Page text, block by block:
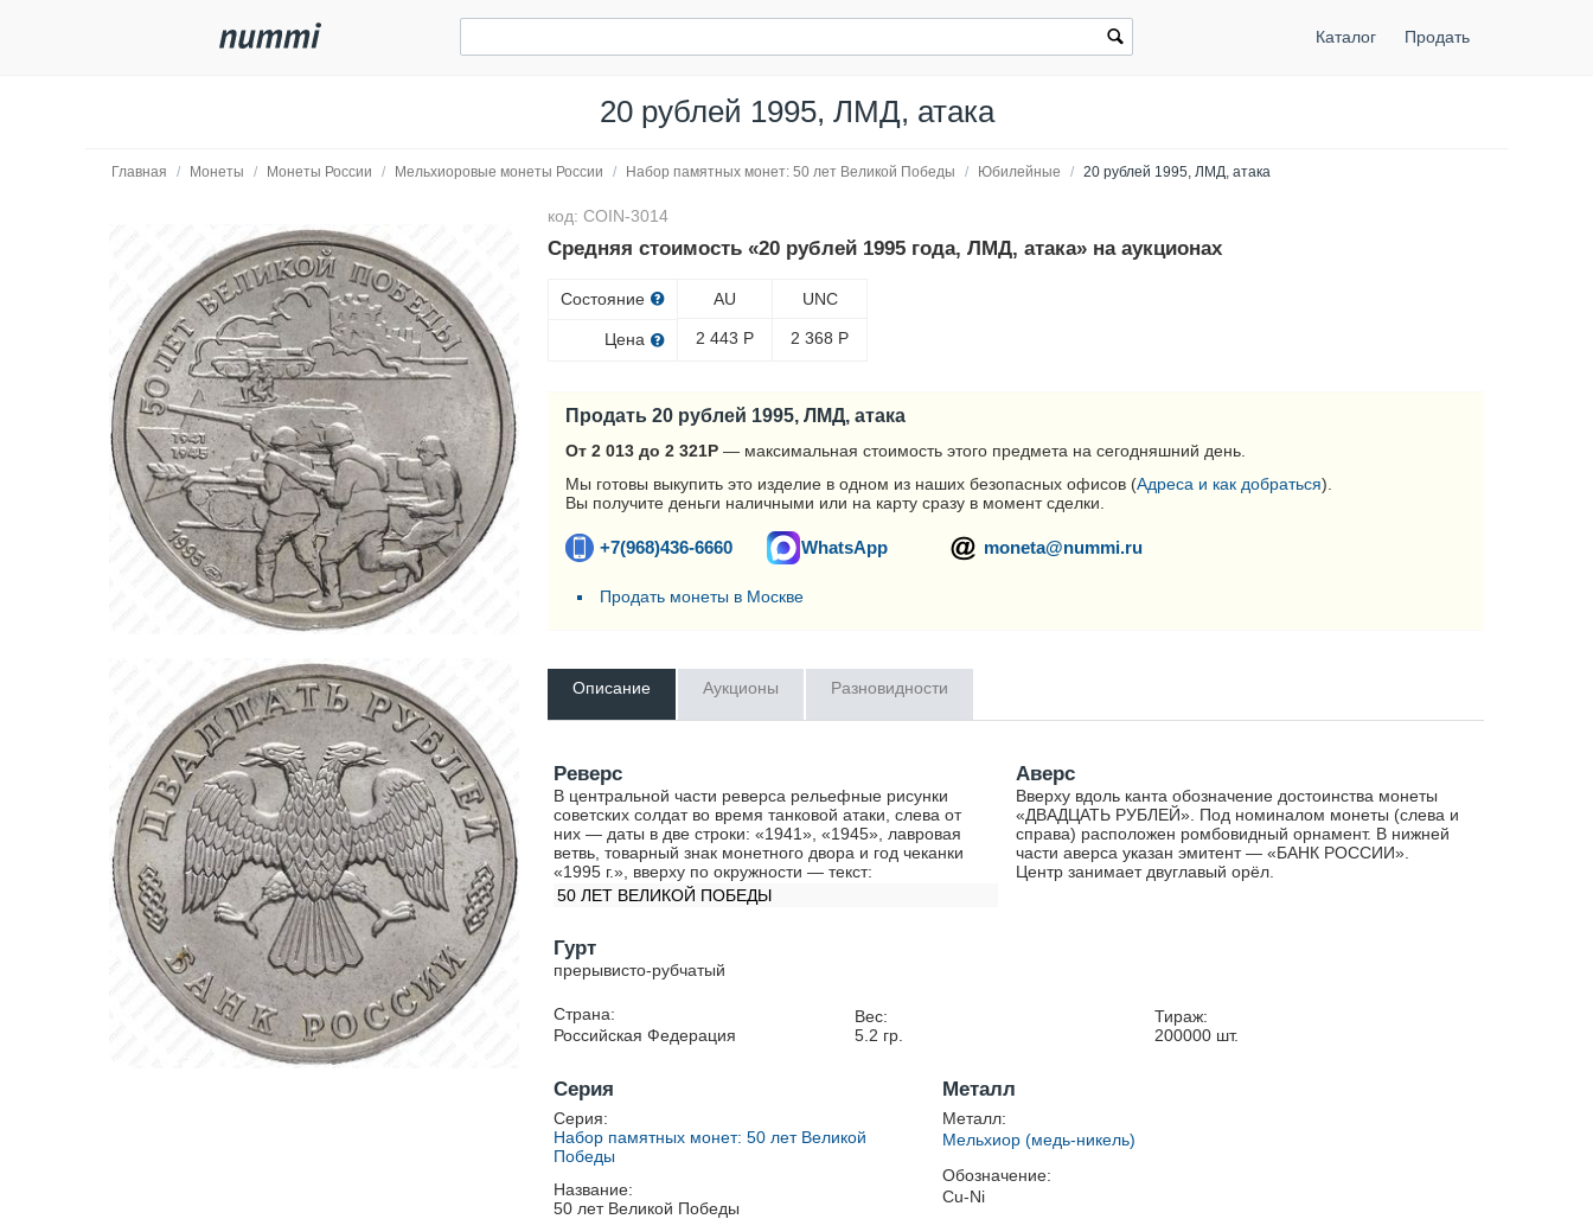
Каталог Продать
20 рублей 1995, ЛМД, атака
Главная / Монеты / Монеты России / Мельхиоровые монеты России / Набор памятных монет: 50 лет Великой Победы / Юбилейные / 20 рублей 1995, ЛМД, атака
код: COIN-3014
Средняя стоимость «20 рублей 1995 года, ЛМД, атака» на аукционах
Состояние
Цена
AU
2 443 Р
UNC
2 368 Р
Продать 20 рублей 1995, ЛМД, атака
От 2 013 до 2 321Р — максимальная стоимость этого предмета на сегодняшний день.
Мы готовы выкупить это изделие в одном из наших безопасных офисов (Адреса и как добраться).
Вы получите деньги наличными или на карту сразу в момент сделки.
+7(968)436-6660 WhatsApp moneta@nummi.ru
Продать монеты в Москве
Описание Аукционы Разновидности
Реверс
В центральной части реверса рельефные рисунки
советских солдат во время танковой атаки, слева от
них — даты в две строки: «1941», «1945», лавровая
ветвь, товарный знак монетного двора и год чеканки
«1995 г.», вверху по окружности — текст:
50 ЛЕТ ВЕЛИКОЙ ПОБЕДЫ
Аверс
Вверху вдоль канта обозначение достоинства монеты
«ДВАДЦАТЬ РУБЛЕЙ». Под номиналом монеты (слева и
справа) расположен ромбовидный орнамент. В нижней
части аверса указан эмитент — «БАНК РОССИИ».
Центр занимает двуглавый орёл.
Гурт
прерывисто-рубчатый
Страна:
Российская Федерация
Вес:
5.2 гр.
Тираж:
200000 шт.
Серия
Серия:
Набор памятных монет: 50 лет Великой
Победы
Название:
50 лет Великой Победы
Металл
Металл:
Мельхиор (медь-никель)
Обозначение:
Cu-Ni